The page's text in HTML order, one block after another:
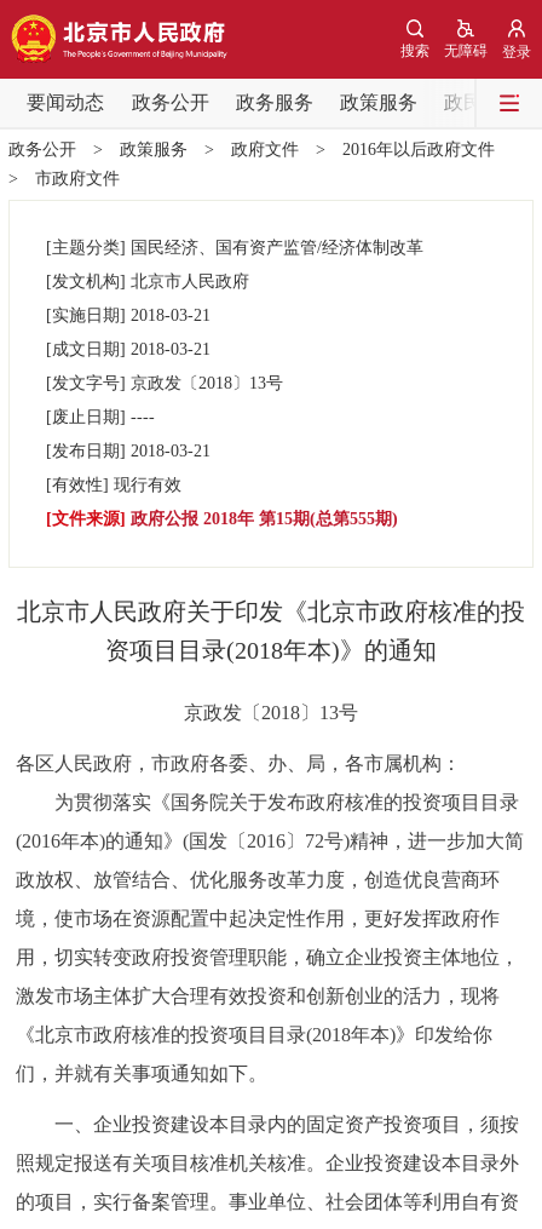
登录
无障碍
搜索
要闻动态 政务公开 政务服务 政策服务 政民互动
要闻动态
党中央精神 国务院信息 中央部委动态
各区热点
市领导
决策公开 专题公开
便民服务 利企服务 投资项目
中介服务 阳光政务
12345网上接诉即办 我要咨询 我要建议
参与调查 在线访谈 图说互动
北京概况 十六区概览 人文北京
政务公开> 政策服务 > 政府文件> 2016年以后政府文件
> 市政府文件
[主题分类] 国民经济、国有资产监管/经济体制改革
[发文机构] 北京市人民政府
[实施日期] 2018-03-21
[成文日期] 2018-03-21
[发文字号] 京政发〔2018〕 13号
[废止日期] ----
[发布日期] 2018-03-21
[有效性] 现行有效
[文件来源] 政府公报 2018年 第15期(总第555期)
北京市人民政府关于印发《北京市政府核准的投
资项目目录(2018年本)》的通知
京政发〔2018〕13号
各区人民政府，市政府各委、办、局，各市属机构：
为贯彻落实《国务院关于发布政府核准的投资项目目录
(2016年本)的通知》(国发〔2016〕72号)精神，进一步加大简
政放权、放管结合、优化服务改革力度，创造优良营商环
境，使市场在资源配置中起决定性作用，更好发挥政府作
用，切实转变政府投资管理职能，确立企业投资主体地位，
激发市场主体扩大合理有效投资和创新创业的活力，现将
《北京市政府核准的投资项目目录(2018年本)》印发给你
们，并就有关事项通知如下。
一、企业投资建设本目录内的固定资产投资项目，须按
照规定报送有关项目核准机关核准。企业投资建设本目录外
的项目，实行备案管理。事业单位、社会团体等利用自有资